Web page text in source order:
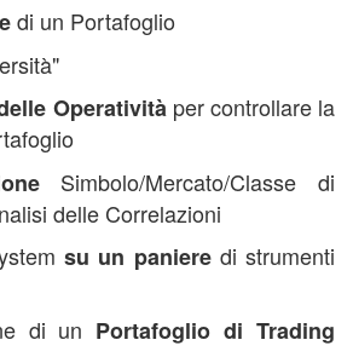
di un Portafoglio
Operativitàper controllare la
Simbolo/Mercato/Classe di
delle Correlazioni
su un panieredi strumenti
di un Portafoglio di Trading